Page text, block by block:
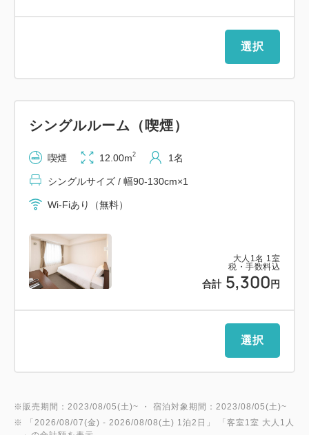
選択
大人 1 名 1 室
税・手数料込
合計 5,300 円
シングルルーム（喫煙）
喫煙 12.00m2 1名
シングルサイズ / 幅90-130cm×1
Wi-Fiあり（無料）
選択
※販売期間：2023/08/05(土)~ ・ 宿泊対象期間：2023/08/05(土)~
※ 「 2026/08/07(金) - 2026/08/08(土) 1泊2日 」 「客室1室 大人1人